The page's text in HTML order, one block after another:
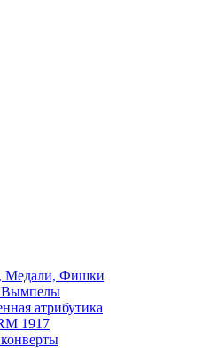
Медали, Фишки
Вымпелы
атрибутика
1917